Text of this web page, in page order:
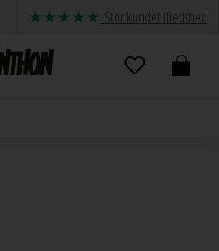
Stor kundetilfredshed